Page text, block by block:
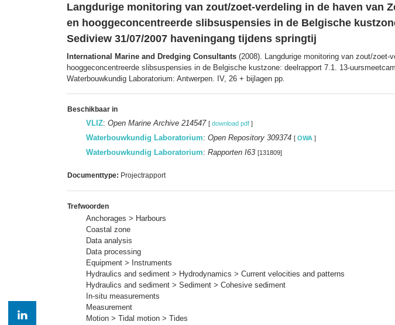
Langdurige monitoring van zout/zoet-verdeling in de haven van
en hooggeconcentreerde slibsuspensies in de Belgische
Sediview 31/07/2007 haveningang tijdens springtij
International Marine and Dredging Consultants (2008). Langdurige monitoring van zout/
hooggeconcentreerde slibsuspensies in de Belgische kustzone: deelrapport 7.1. 13-
Waterbouwkundig Laboratorium: Antwerpen. IV, 26 + bijlagen pp.
Beschikbaar in
VLIZ: Open Marine Archive 214547 [ download pdf ]
Waterbouwkundig Laboratorium: Open Repository 309374 [ OWA ]
Waterbouwkundig Laboratorium: Rapporten I63 [131809]
Documenttype: Projectrapport
Trefwoorden
Anchorages > Harbours
Coastal zone
Data analysis
Data processing
Equipment > Instruments
Hydraulics and sediment > Hydrodynamics > Current velocities and patterns
Hydraulics and sediment > Sediment > Cohesive sediment
In-situ measurements
Measurement
Motion > Tidal motion > Tides